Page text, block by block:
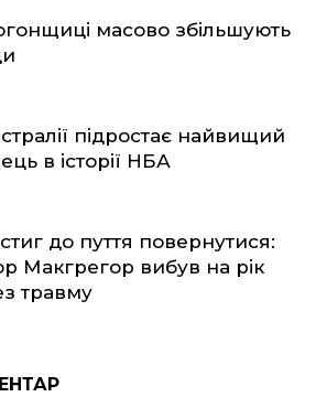
масово збільшують
підростає найвищий
в історії НБА
до пуття повернутися:
Макгрегор вибув на рік
травму